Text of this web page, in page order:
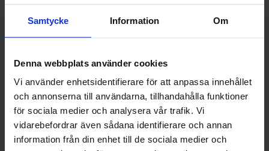
Samtycke Information Om
Denna webbplats använder cookies
Vi använder enhetsidentifierare för att anpassa innehållet
och annonserna till användarna, tillhandahålla funktioner
för sociala medier och analysera vår trafik. Vi
vidarebefordrar även sådana identifierare och annan
information från din enhet till de sociala medier och
Bassent Dridi har alltid velat studera i Lund.
Att hon kom till Sverige var ingen slump. Att få
studera vid Lunds universitet har alltid varit ett
mål. Universitetet har ett gott rykte inom miljö-